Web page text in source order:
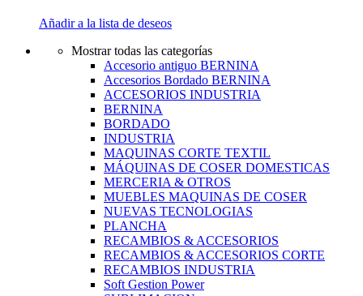
Añadir a la lista de deseos
Mostrar todas las categorías
Accesorio antiguo BERNINA
Accesorios Bordado BERNINA
ACCESORIOS INDUSTRIA
BERNINA
BORDADO
INDUSTRIA
MAQUINAS CORTE TEXTIL
MÁQUINAS DE COSER DOMESTICAS
MERCERIA & OTROS
MUEBLES MAQUINAS DE COSER
NUEVAS TECNOLOGIAS
PLANCHA
RECAMBIOS & ACCESORIOS
RECAMBIOS & ACCESORIOS CORTE
RECAMBIOS INDUSTRIA
Soft Gestion Power